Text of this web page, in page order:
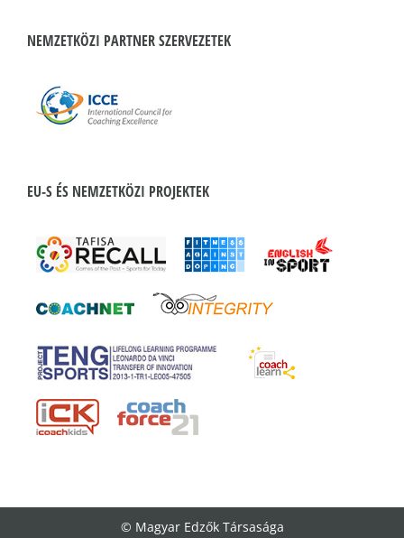
NEMZETKÖZI PARTNER SZERVEZETEK
EU-S ÉS NEMZETKÖZI PROJEKTEK
© Magyar Edzők Társasága